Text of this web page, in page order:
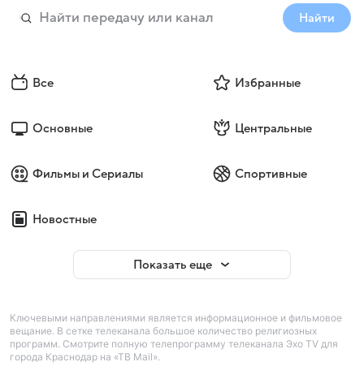
Найти
Все Избранные
Основные Центральные
Фильмы и Сериалы Спортивные
Новостные
Показать еще
Ключевыми направлениями является информационное и фильмовое
вещание. В сетке телеканала большое количество религиозных
программ. Смотрите полную телепрограмму телеканала Эхо TV для
города Краснодар на «ТВ Mail».